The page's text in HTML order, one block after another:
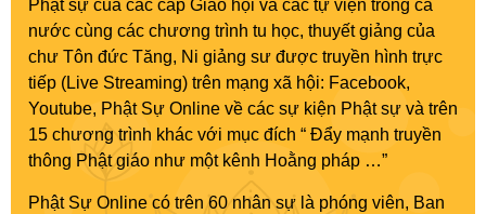
Phật sự của các cấp Giáo hội và các tự viện trong cả
nước cùng các chương trình tu học, thuyết giảng của
chư Tôn đức Tăng, Ni giảng sư được truyền hình trực
tiếp (Live Streaming) trên mạng xã hội: Facebook,
Youtube, Phật Sự Online về các sự kiện Phật sự và trên
15 chương trình khác với mục đích “ Đẩy mạnh truyền
thông Phật giáo như một kênh Hoằng pháp …”
Phật Sự Online có trên 60 nhân sự là phóng viên, Ban